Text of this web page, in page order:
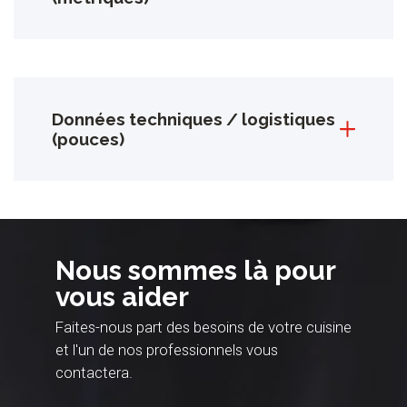
Données techniques / logistiques
(pouces)
Nous sommes là pour
vous aider
Faites-nous part des besoins de votre cuisine
et l'un de nos professionnels vous
contactera.